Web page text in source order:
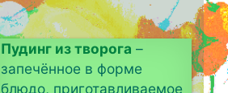
Пудинг из творога –
запечённое в форме
блюдо, приготавливаемое